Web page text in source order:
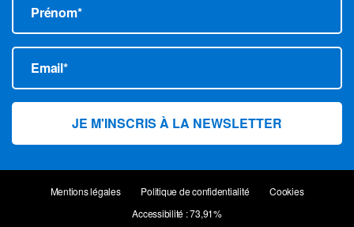
Prénom*
Email*
Mentions légales Politique de confidentialité
Cookies
Accessibilité : 73,91%